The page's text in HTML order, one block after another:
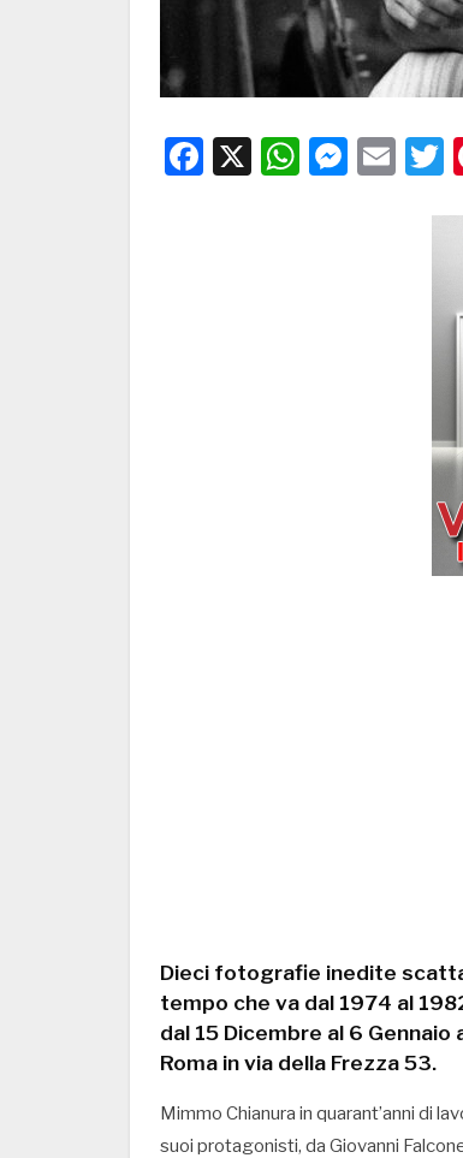
Facebook
X
Dieci fotografie inedite
tempo che va dal 1974 al
dal 15 Dicembre al 6 Gennaio
Roma in via della Frezza 53.
Mimmo Chianura in quarant’anni di
suoi protagonisti, da Giovanni